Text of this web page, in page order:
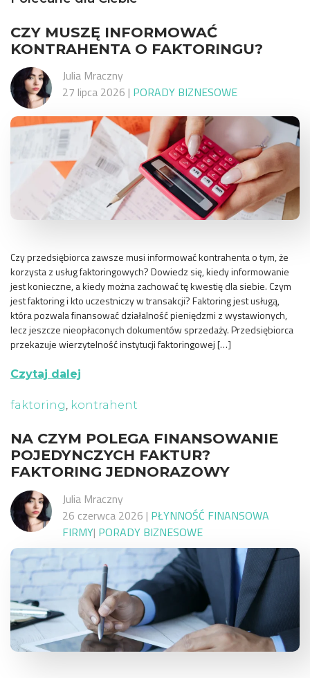
CZY MUSZĘ INFORMOWAĆ
KONTRAHENTA O FAKTORINGU?
Julia Mraczny
27 lipca 2026 | PORADY BIZNESOWE
Czy przedsiębiorca zawsze musi informować kontrahenta o tym, że
korzysta z usług faktoringowych? Dowiedz się, kiedy informowanie
jest konieczne, a kiedy można zachować tę kwestię dla siebie. Czym
jest faktoring i kto uczestniczy w transakcji? Faktoring jest usługą,
która pozwala finansować działalność pieniędzmi z wystawionych,
lecz jeszcze nieopłaconych dokumentów sprzedaży. Przedsiębiorca
przekazuje wierzytelność instytucji faktoringowej […]
Czytaj dalej
faktoring, kontrahent
NA CZYM POLEGA FINANSOWANIE
POJEDYNCZYCH FAKTUR?
FAKTORING JEDNORAZOWY
Julia Mraczny
26 czerwca 2026 | PŁYNNOŚĆ FINANSOWA
FIRMY| PORADY BIZNESOWE